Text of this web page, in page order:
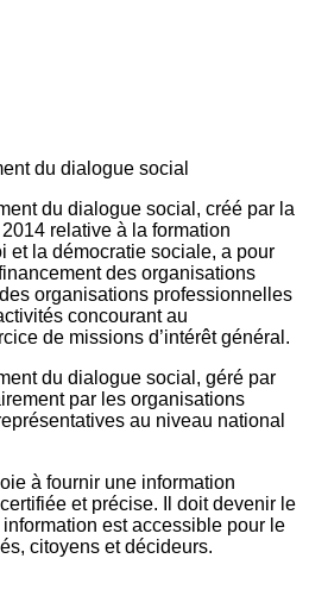
du dialogue social, créé par la
relative à la formation
et la démocratie sociale, a pour
des organisations
organisations professionnelles
concourant au
de missions d’intérêt général.
du dialogue social, géré par
par les organisations
au niveau national
à fournir une information
et précise. Il doit devenir le
est accessible pour le
citoyens et décideurs.